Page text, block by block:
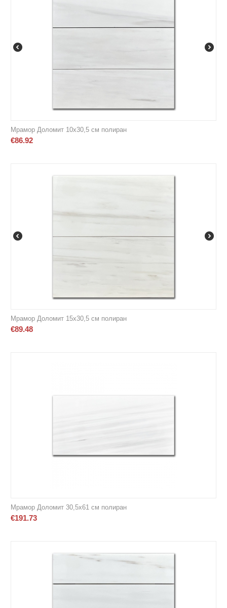
Мрамор Доломит 10х30,5 см полиран
€86.92
Мрамор Доломит 15х30,5 см полиран
€89.48
Мрамор Доломит 30,5х61 cм полиран
€191.73